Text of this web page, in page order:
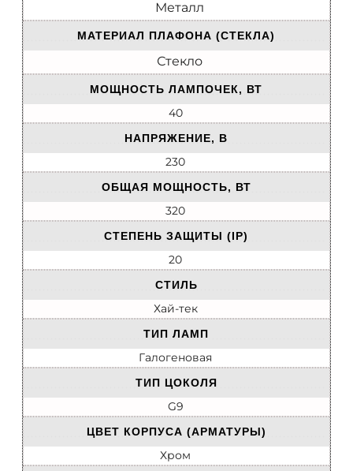
Металл
МАТЕРИАЛ ПЛАФОНА (СТЕКЛА)
Стекло
МОЩНОСТЬ ЛАМПОЧЕК, ВТ
40
НАПРЯЖЕНИЕ, В
230
ОБЩАЯ МОЩНОСТЬ, ВТ
320
СТЕПЕНЬ ЗАЩИТЫ (IP)
20
СТИЛЬ
Хай-тек
ТИП ЛАМП
Галогеновая
ТИП ЦОКОЛЯ
G9
ЦВЕТ КОРПУСА (АРМАТУРЫ)
Хром